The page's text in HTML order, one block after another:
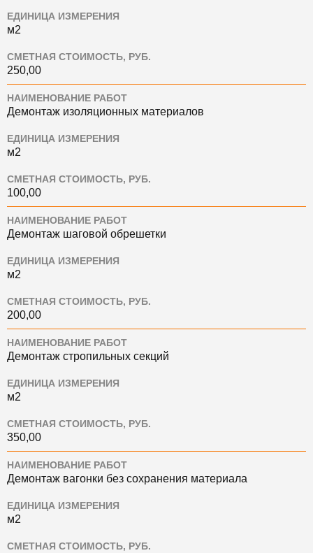
ЕДИНИЦА ИЗМЕРЕНИЯ
м2
СМЕТНАЯ СТОИМОСТЬ, РУБ.
250,00
НАИМЕНОВАНИЕ РАБОТ
Демонтаж изоляционных материалов
ЕДИНИЦА ИЗМЕРЕНИЯ
м2
СМЕТНАЯ СТОИМОСТЬ, РУБ.
100,00
НАИМЕНОВАНИЕ РАБОТ
Демонтаж шаговой обрешетки
ЕДИНИЦА ИЗМЕРЕНИЯ
м2
СМЕТНАЯ СТОИМОСТЬ, РУБ.
200,00
НАИМЕНОВАНИЕ РАБОТ
Демонтаж стропильных секций
ЕДИНИЦА ИЗМЕРЕНИЯ
м2
СМЕТНАЯ СТОИМОСТЬ, РУБ.
350,00
НАИМЕНОВАНИЕ РАБОТ
Демонтаж вагонки без сохранения материала
ЕДИНИЦА ИЗМЕРЕНИЯ
м2
СМЕТНАЯ СТОИМОСТЬ, РУБ.